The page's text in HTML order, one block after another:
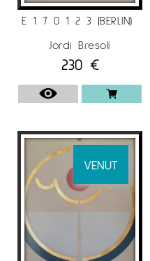
E 1 7 0 1 2 3 (BERLIN)
Jordi Bresolí
230 €
VENUT